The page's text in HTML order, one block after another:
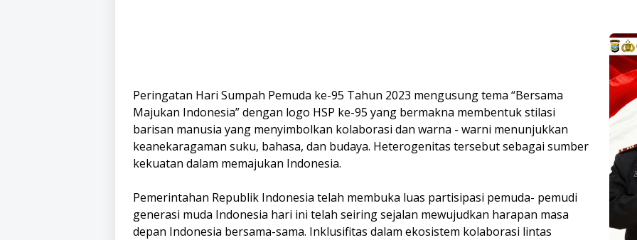
Peringatan Hari Sumpah Pemuda ke-95 Tahun 2023 mengusung tema “Bersama
Majukan Indonesia” dengan logo HSP ke-95 yang bermakna membentuk stilasi
barisan manusia yang menyimbolkan kolaborasi dan warna - warni menunjukkan
keanekaragaman suku, bahasa, dan budaya. Heterogenitas tersebut sebagai sumber
kekuatan dalam memajukan Indonesia.
Pemerintahan Republik Indonesia telah membuka luas partisipasi pemuda- pemudi
generasi muda Indonesia hari ini telah seiring sejalan mewujudkan harapan masa
depan Indonesia bersama-sama. Inklusifitas dalam ekosistem kolaborasi lintas